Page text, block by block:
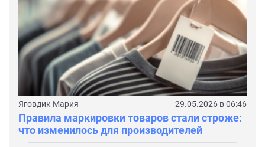
Яговдик Мария 29.05.2026 в 06:46
Правила маркировки товаров стали строже:
что изменилось для производителей